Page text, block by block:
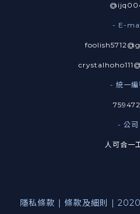
- E-
- 統一編
- 公司
人可合一
隱私條款 | 條款及細則 |